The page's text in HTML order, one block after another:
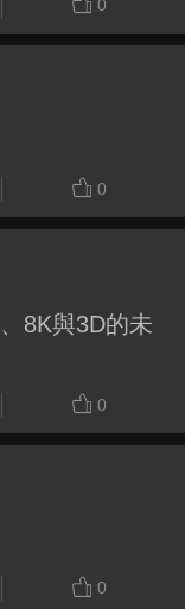
0
0
8K與3D的未
0
0